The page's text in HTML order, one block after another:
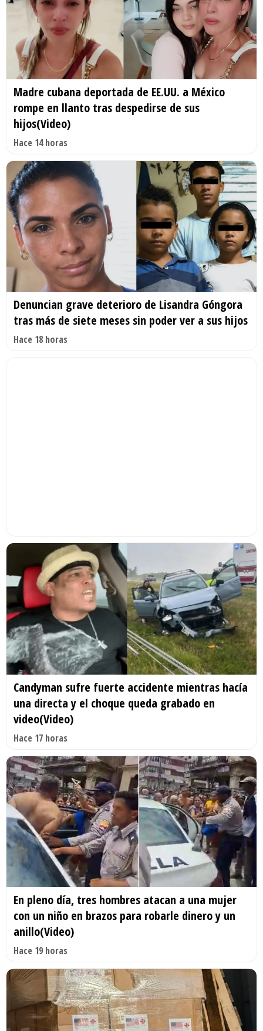
Madre cubana deportada de EE.UU. a México
rompe en llanto tras despedirse de sus
hijos(Video)
Hace 14 horas
Denuncian grave deterioro de Lisandra Góngora
tras más de siete meses sin poder ver a sus hijos
Hace 18 horas
Candyman sufre fuerte accidente mientras hacía
una directa y el choque queda grabado en
video(Video)
Hace 17 horas
En pleno día, tres hombres atacan a una mujer
con un niño en brazos para robarle dinero y un
anillo(Video)
Hace 19 horas